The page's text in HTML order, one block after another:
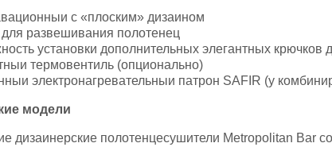
с «плоским» дизаином
развешивания полотенец
установки дополнительных элегантных
термовентиль (опционально)
электронагревательныи патрон SAFIR (у
модели
дизаинерские полотенцесушители Metropolitan Bar